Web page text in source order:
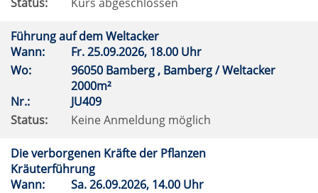
Führung auf dem Weltacker
Wann:
Fr.25.09.2026, 18.00 Uhr
Wo:
96050 Bamberg , Bamberg / Weltacker
2000m²
Nr.:
JU409
Status:
Keine Anmeldung möglich
Die verborgenen Kräfte der Pflanzen
Kräuterführung
Wann:
Sa.26.09.2026, 14.00 Uhr